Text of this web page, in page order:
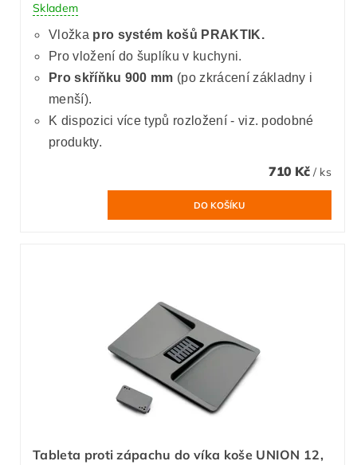
Skladem
Vložka pro systém košů PRAKTIK.
Pro vložení do šuplíku v kuchyni.
Pro skříňku 900 mm (po zkrácení základny i
menší).
K dispozici více typů rozložení - viz. podobné
produkty.
710 Kč / ks
Tableta proti zápachu do víka koše UNION 12,